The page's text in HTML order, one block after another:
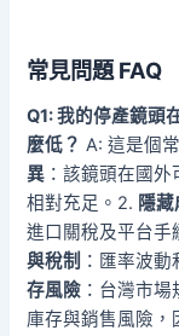
常見問題 FAQ
Q1: 我的停產鏡頭
麼低？ A: 這是個
異 ：該鏡頭在國
相對充足。2. 隱
進口關稅及平台手
與稅制 ：匯率波
存風險 ：台灣市
庫存與銷售風險，